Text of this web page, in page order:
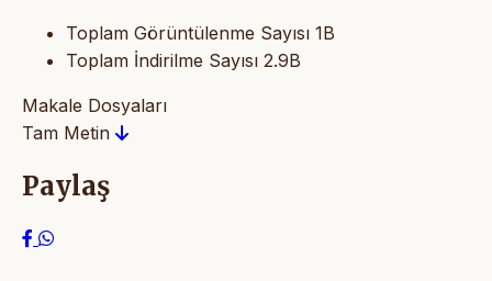
Toplam Görüntülenme Sayısı 1B
Toplam İndirilme Sayısı 2.9B
Makale Dosyaları
Tam Metin
Paylaş